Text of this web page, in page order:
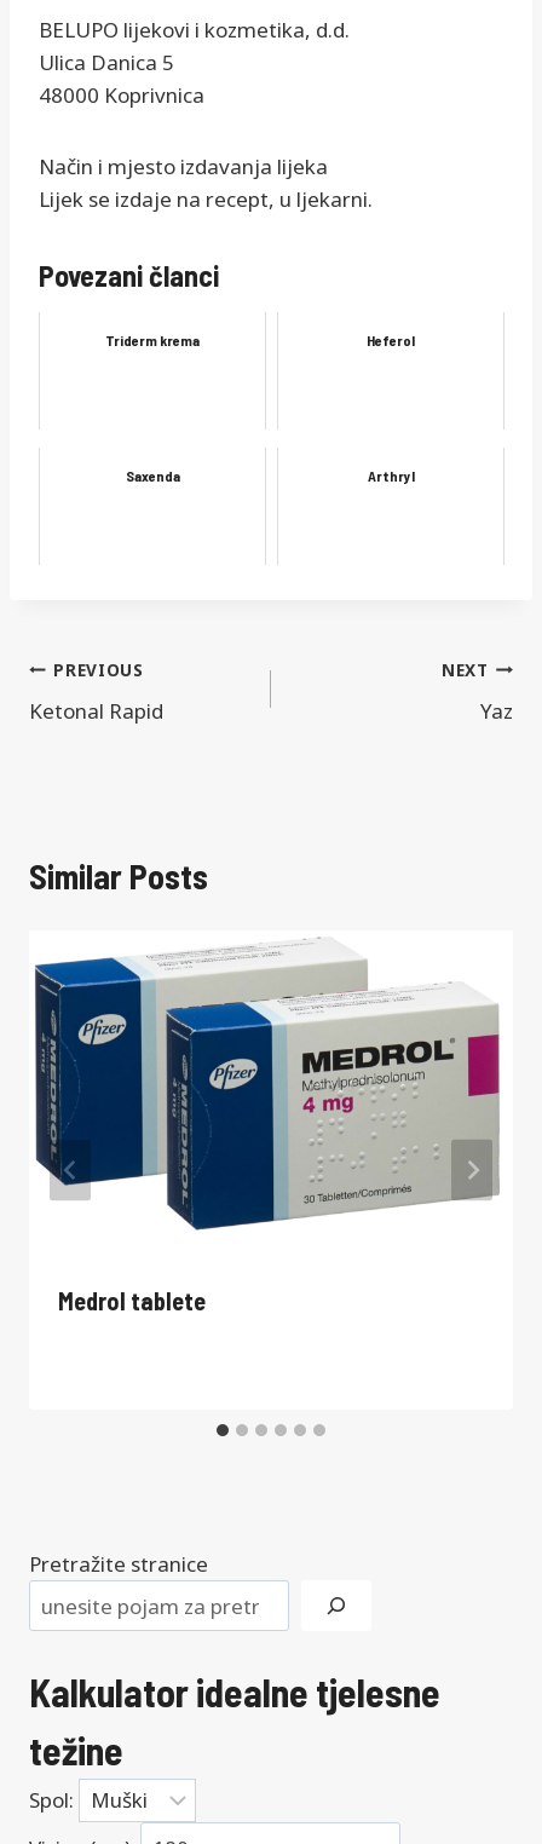
BELUPO lijekovi i kozmetika, d.d.
Ulica Danica 5
48000 Koprivnica
Način i mjesto izdavanja lijeka
Lijek se izdaje na recept, u ljekarni.
Povezani članci
Triderm krema Heferol
Saxenda Arthryl
Navigacija
objava
PREVIOUS
Ketonal Rapid
NEXT
Yaz
Similar Posts
Medrol tablete
Pretražite stranice
Kalkulator idealne tjelesne
težine
Spol: